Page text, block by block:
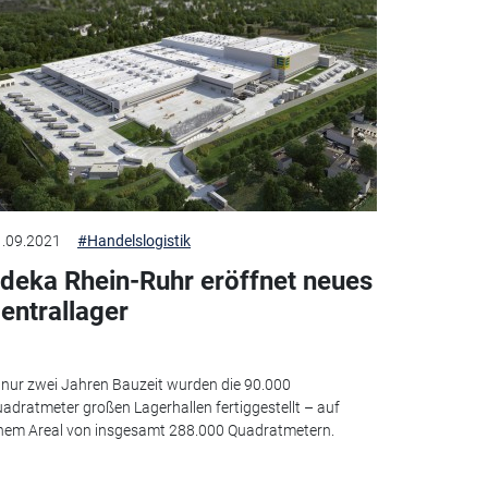
#Handelslogistik
Rhein-Ruhr eröffnet neues
zwei Jahren Bauzeit wurden die 90.000
großen Lagerhallen fertiggestellt – auf
Areal von insgesamt 288.000 Quadratmetern.